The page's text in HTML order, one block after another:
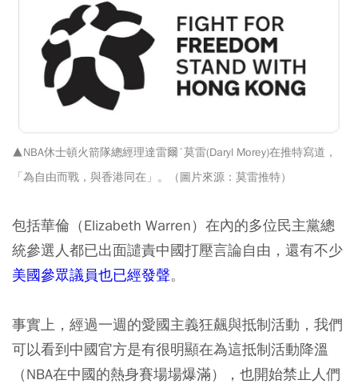
▲NBA休士頓火箭隊總經理達雷爾˙莫雷(Daryl Morey)在推特寫道，
「為自由而戰，與香港同在」。（圖片來源：莫雷推特）
包括華倫（Elizabeth Warren）在內的多位民主黨總
統參選人都已出面譴責中國打壓言論自由，還有不少
美國參眾議員也已經發聲。
事實上，經過一週的愛國主義狂飆與抵制活動，我們
可以看到中國官方是有很明顯在為這抵制活動降溫
（NBA在中國的熱身賽場場爆滿），也開始禁止人們